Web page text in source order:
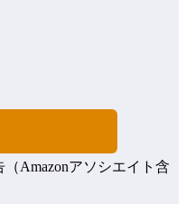
Amazonアソシエイト含